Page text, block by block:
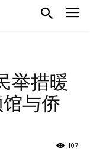
举措暖
与侨
107